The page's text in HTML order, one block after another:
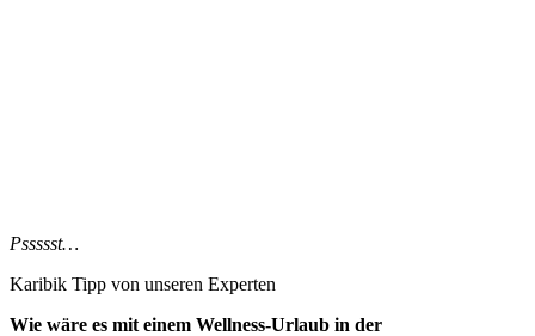
Pssssst…
Karibik Tipp von unseren Experten
Wie wäre es mit einem Wellness-Urlaub in der